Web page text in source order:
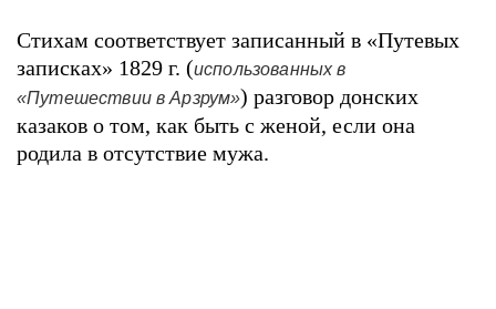
Стихам соответствует записанный в «Путевых
записках» 1829 г. (использованных в
«Путешествии в Арзрум») разговор донских
казаков о том, как быть с женой, если она
родила в отсутствие мужа.